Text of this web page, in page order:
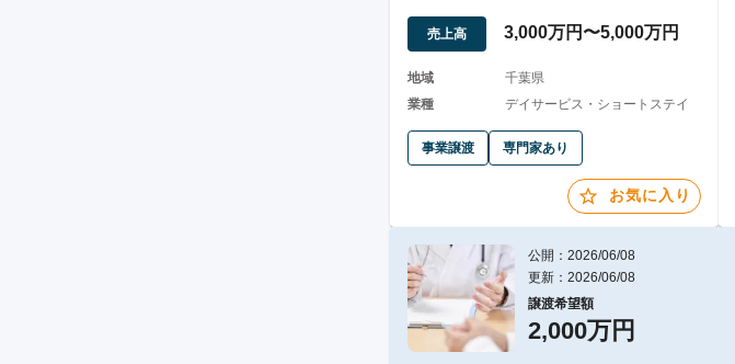
ービス付き）
売上高 3,000万円〜5,000万円
地域
千葉県
業種
デイサービス・ショートステイ
事業譲渡 専門家あり
お気に入り
公開：2026/06/08
更新：2026/06/08
譲渡希望額
2,000万円